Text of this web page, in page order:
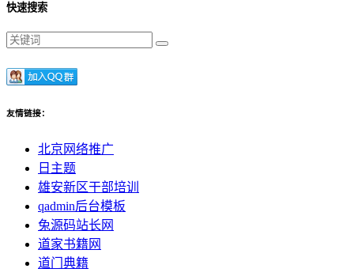
快速搜索
友情链接：
北京网络推广
日主题
雄安新区干部培训
qadmin后台模板
兔源码站长网
道家书籍网
道门典籍